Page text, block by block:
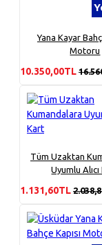
Yana Kayar
Motoru
10.350,00TL
Tüm Uzaktan
Uyumlu
1.131,60TL